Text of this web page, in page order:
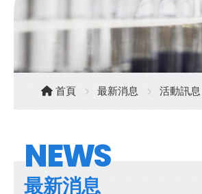
首頁 最新消息 活動訊息
NEWS
最新消息